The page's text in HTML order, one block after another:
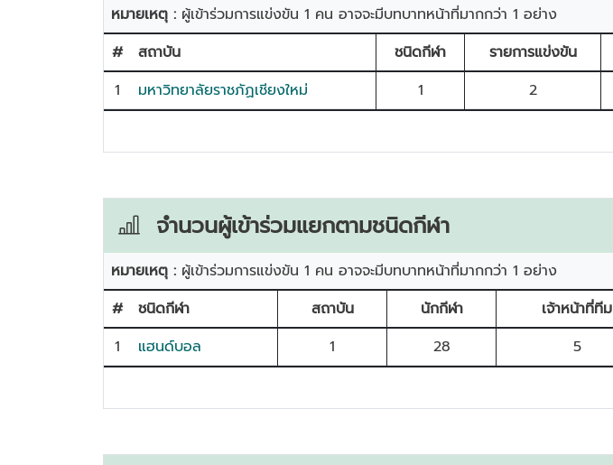
หมายเหตุ : ผู้เข้าร่วมการแข่งขัน 1 คน อาจจะมีบทบาทหน้าที่มากกว่า 1 อย่าง
#
สถาบัน ชนิดกีฬา รายการแข่งขัน
1
มหาวิทยาลัยราชภัฏเชียงใหม่ 1 2
จำนวนผู้เข้าร่วมแยกตามชนิดกีฬา
หมายเหตุ : ผู้เข้าร่วมการแข่งขัน 1 คน อาจจะมีบทบาทหน้าที่มากกว่า 1 อย่าง
#
ชนิดกีฬา สถาบัน นักกีฬา เจ้าหน้าที่ทีม
1
แฮนด์บอล 1 28 5